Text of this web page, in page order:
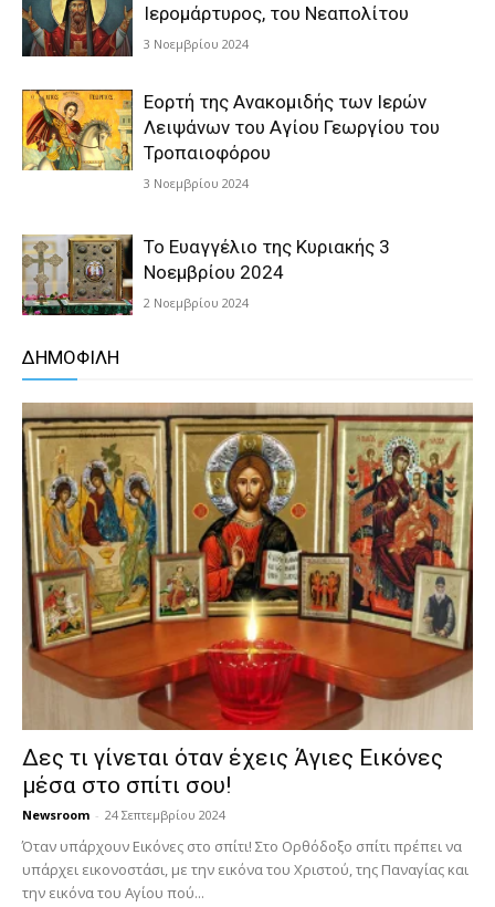
Ιερομάρτυρος, του Νεαπολίτου
3 Νοεμβρίου 2024
Εορτή της Ανακομιδής των Ιερών
Λειψάνων του Αγίου Γεωργίου του
Τροπαιοφόρου
3 Νοεμβρίου 2024
Το Ευαγγέλιο της Κυριακής 3
Νοεμβρίου 2024
2 Νοεμβρίου 2024
ΔΗΜΟΦΙΛΗ
Δες τι γίνεται όταν έχεις Άγιες Εικόνες
μέσα στο σπίτι σου!
Newsroom - 24 Σεπτεμβρίου 2024
Όταν υπάρχουν Εικόνες στο σπίτι! Στο Ορθόδοξο σπίτι πρέπει να
υπάρχει εικονοστάσι, με την εικόνα του Χριστού, της Παν­αγίας και
την εικόνα του Αγίου πού...